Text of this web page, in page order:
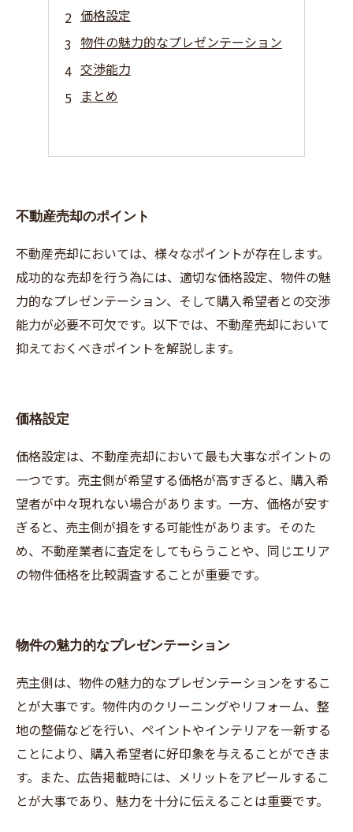
価格設定
物件の魅力的なプレゼンテーション
交渉能力
まとめ
不動産売却のポイント
不動産売却においては、様々なポイントが存在します。
成功的な売却を行う為には、適切な価格設定、物件の魅
力的なプレゼンテーション、そして購入希望者との交渉
能力が必要不可欠です。以下では、不動産売却において
抑えておくべきポイントを解説します。
価格設定
価格設定は、不動産売却において最も大事なポイントの
一つです。売主側が希望する価格が高すぎると、購入希
望者が中々現れない場合があります。一方、価格が安す
ぎると、売主側が損をする可能性があります。そのた
め、不動産業者に査定をしてもらうことや、同じエリア
の物件価格を比較調査することが重要です。
物件の魅力的なプレゼンテーション
売主側は、物件の魅力的なプレゼンテーションをするこ
とが大事です。物件内のクリーニングやリフォーム、整
地の整備などを行い、ペイントやインテリアを一新する
ことにより、購入希望者に好印象を与えることができま
す。また、広告掲載時には、メリットをアピールするこ
とが大事であり、魅力を十分に伝えることは重要です。